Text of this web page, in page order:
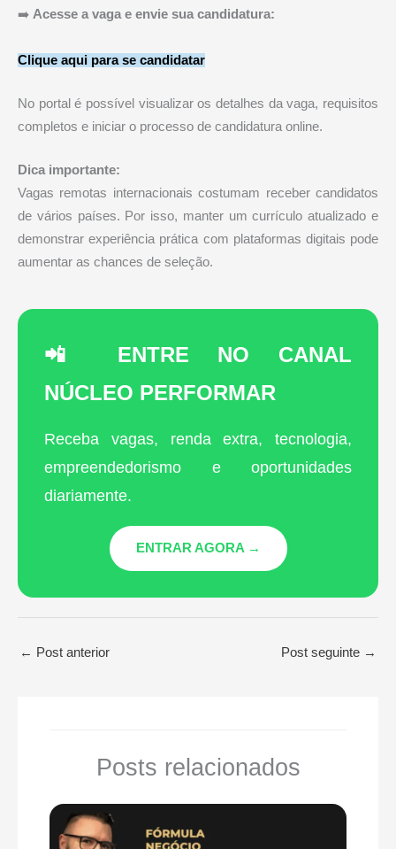
➡️ Acesse a vaga e envie sua candidatura:
Clique aqui para se candidatar
No portal é possível visualizar os detalhes da vaga, requisitos
completos e iniciar o processo de candidatura online.
Dica importante:
Vagas remotas internacionais costumam receber candidatos
de vários países. Por isso, manter um currículo atualizado e
demonstrar experiência prática com plataformas digitais pode
aumentar as chances de seleção.
📲 ENTRE NO CANAL
NÚCLEO PERFORMAR
Receba vagas, renda extra, tecnologia,
empreendedorismo e oportunidades
diariamente.
ENTRAR AGORA →
← Post anterior Post seguinte →
Posts relacionados